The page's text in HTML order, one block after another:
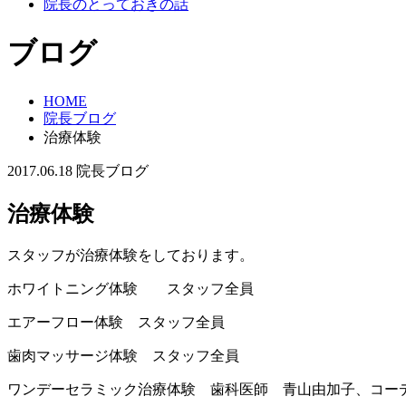
院長のとっておきの話
ブログ
HOME
院長ブログ
治療体験
2017.06.18 院長ブログ
治療体験
スタッフが治療体験をしております。
ホワイトニング体験 スタッフ全員
エアーフロー体験 スタッフ全員
歯肉マッサージ体験 スタッフ全員
ワンデーセラミック治療体験 歯科医師 青山由加子、コー